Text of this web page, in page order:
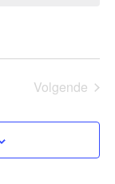
Volgende